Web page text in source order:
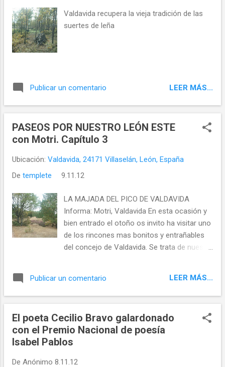
Valdavida recupera la vieja tradición de las
suertes de leña
Publicar un comentario LEER MÁS...
PASEOS POR NUESTRO LEÓN ESTE
con Motri. Capítulo 3
Ubicación: Valdavida, 24171 Villaselán, León, España
De templete 9.11.12
LA MAJADA DEL PICO DE VALDAVIDA
Informa: Motri, Valdavida En esta ocasión y
bien entrado el otoño os invito ha visitar uno
de los rincones mas bonitos y entrañables
del concejo de Valdavida. Se trata de nuestra
esplendor y colorido.
Publicar un comentario LEER MÁS...
El poeta Cecilio Bravo galardonado
con el Premio Nacional de poesía
Isabel Pablos
De Anónimo 8.11.12